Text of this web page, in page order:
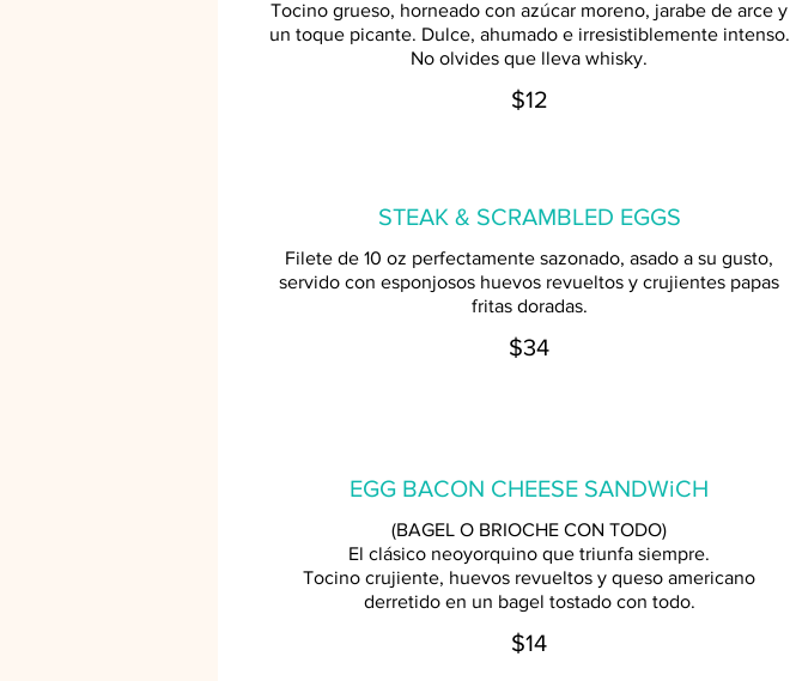
Tocino grueso, horneado con azúcar moreno, jarabe de arce y
un toque picante. Dulce, ahumado e irresistiblemente intenso.
No olvides que lleva whisky.
$12
STEAK & SCRAMBLED EGGS
Filete de 10 oz perfectamente sazonado, asado a su gusto,
servido con esponjosos huevos revueltos y crujientes papas
fritas doradas.
$34
EGG BACON CHEESE SANDWiCH
(BAGEL O BRIOCHE CON TODO)
El clásico neoyorquino que triunfa siempre.
Tocino crujiente, huevos revueltos y queso americano
derretido en un bagel tostado con todo.
$14